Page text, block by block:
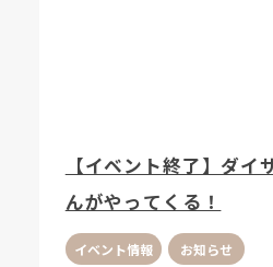
【イベント終了】ダイ
んがやってくる！
イベント情報 お知らせ